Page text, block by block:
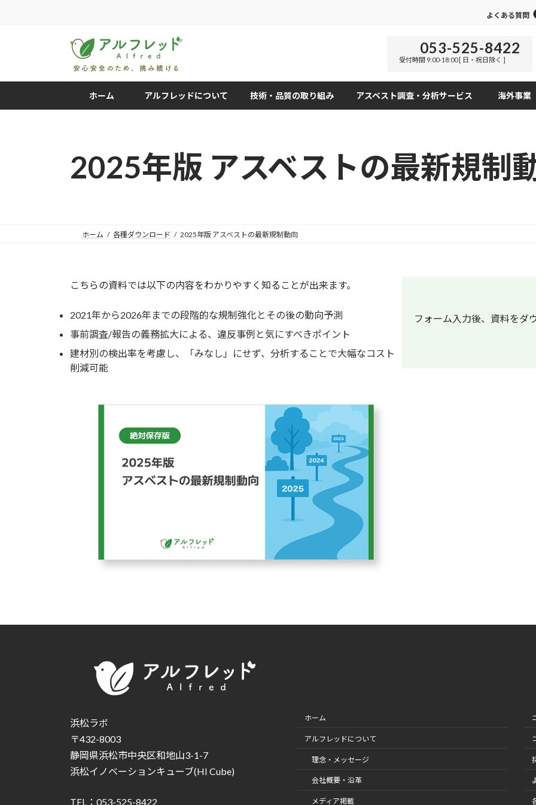
へ
キ
ョ
に
よくある質問
053-525-8422
受付時間 9:00-18:00 [ 日・祝日除く ]
ホーム アルフレッドについて 技術・品質の取り組み アスベスト調査・分析サービス 海外事業
2025年版 アスベストの最新規制
ホーム 各種ダウンロード 2025年版 アスベストの最新規制動向
こちらの資料では以下の内容をわかりやすく知ることが出来ます。
2021年から2026年までの段階的な規制強化とその後の動向予測
事前調査/報告の義務拡大による、違反事例と気にすべきポイント
建材別の検出率を考慮し、「みなし」にせず、分析することで大幅なコスト
削減可能
フォーム入力後、資料をダ
浜松ラボ
〒432-8003
静岡県浜松市中央区和地山3-1-7
浜松イノベーションキューブ(HI Cube)
TEL：053-525-8422
ホーム
アルフレッドについて
理念・メッセージ
会社概要・沿革
メディア掲載